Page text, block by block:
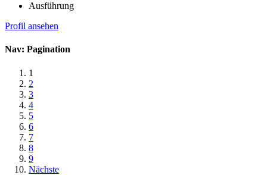
Ausführung
Profil ansehen
Nav: Pagination
1
2
3
4
5
6
7
8
9
Nächste